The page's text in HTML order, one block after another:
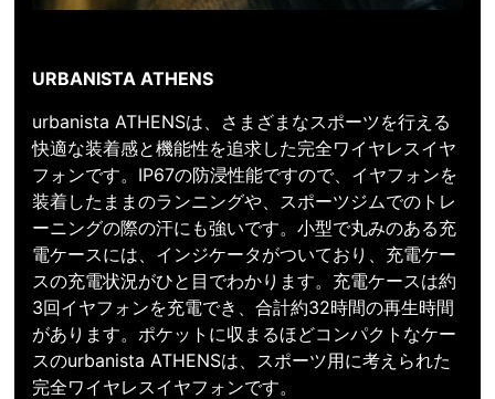
URBANISTA ATHENS
urbanista ATHENSは、さまざまなスポーツを行える
快適な装着感と機能性を追求した完全ワイヤレスイヤ
フォンです。IP67の防浸性能ですので、イヤフォンを
装着したままのランニングや、スポーツジムでのトレ
ーニングの際の汗にも強いです。小型で丸みのある充
電ケースには、インジケータがついており、充電ケー
スの充電状況がひと目でわかります。充電ケースは約
3回イヤフォンを充電でき、合計約32時間の再生時間
があります。ポケットに収まるほどコンパクトなケー
スのurbanista ATHENSは、スポーツ用に考えられた
完全ワイヤレスイヤフォンです。